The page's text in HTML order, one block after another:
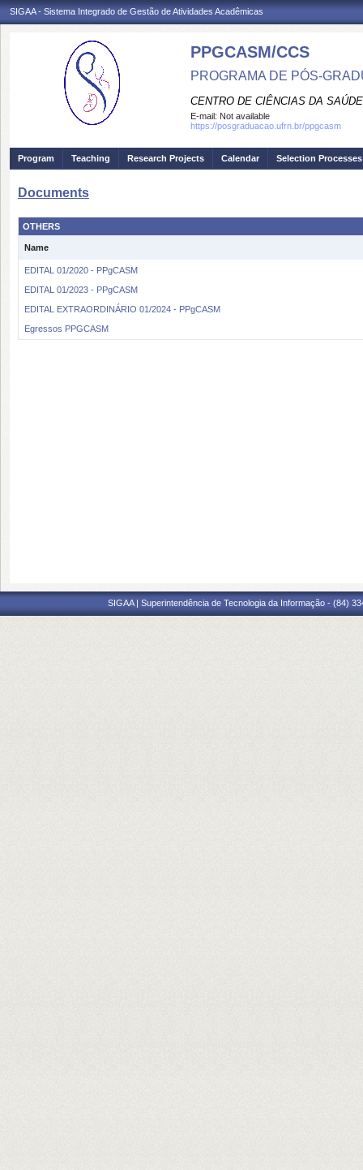
SIGAA - Sistema Integrado de Gestão de Atividades Acadêmicas
PPGCASM/CCS
PROGRAMA DE PÓS-
CENTRO DE CIÊNCIAS DA SAÚDE
E-mail: Not available
https://posgraduacao.ufrn.br/ppgcasm
Program Teaching Research Projects Calendar Selection Processes
Documents
OTHERS
Name
EDITAL 01/2020 - PPgCASM
EDITAL 01/2023 - PPgCASM
EDITAL EXTRAORDINÁRIO 01/2024 - PPgCASM
Egressos PPGCASM
SIGAA | Superintendência de Tecnologia da Informação - (84)